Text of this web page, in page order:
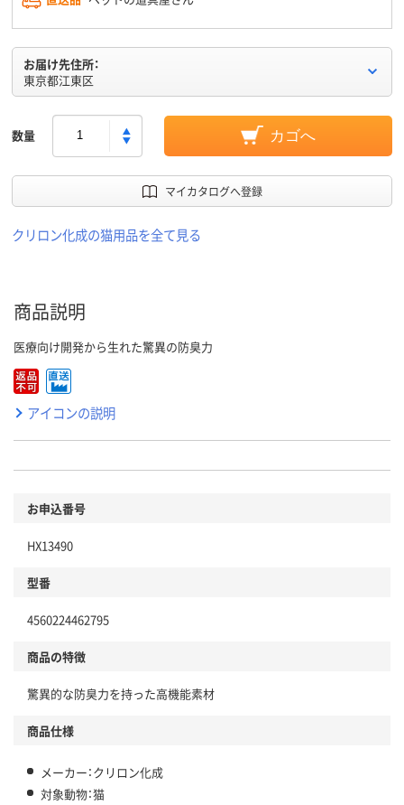
お届け先住所：
東京都江東区
数量 カゴへ
マイカタログへ登録
クリロン化成の猫用品を全て見る
商品説明
医療向け開発から生れた驚異の防臭力
アイコンの説明
お申込番号
HX13490
型番
4560224462795
商品の特徴
驚異的な防臭力を持った高機能素材
商品仕様
メーカー：クリロン化成
対象動物：猫